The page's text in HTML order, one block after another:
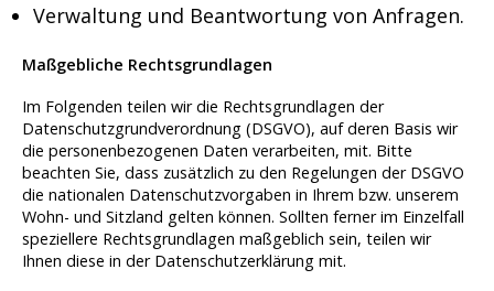
Verwaltung und Beantwortung von Anfragen.
Maßgebliche Rechtsgrundlagen
Im Folgenden teilen wir die Rechtsgrundlagen der
Datenschutzgrundverordnung (DSGVO), auf deren Basis wir
die personenbezogenen Daten verarbeiten, mit. Bitte
beachten Sie, dass zusätzlich zu den Regelungen der DSGVO
die nationalen Datenschutzvorgaben in Ihrem bzw. unserem
Wohn- und Sitzland gelten können. Sollten ferner im Einzelfall
speziellere Rechtsgrundlagen maßgeblich sein, teilen wir
Ihnen diese in der Datenschutzerklärung mit.